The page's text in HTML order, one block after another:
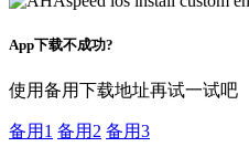
App下载不成功?
使用备用下载地址再试一试吧
备用1 备用2 备用3